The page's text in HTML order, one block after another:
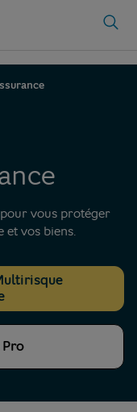
vous protéger
et vos biens.